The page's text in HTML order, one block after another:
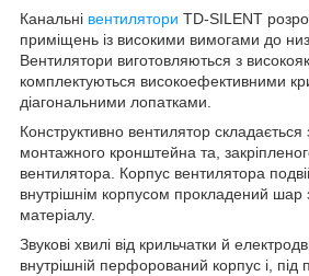
Канальні вентилятори TD-SILENT
приміщень із високими вимогами до
Вентилятори виготовляються з
комплектуються високоефективними
діагональними лопатками.
Конструктивно вентилятор складається
монтажного кронштейна та,
вентилятора. Корпус вентилятора
внутрішнім корпусом прокладений шар
матеріалу.
Звукові хвилі від крильчатки й
внутрішній перфорований корпус і, під